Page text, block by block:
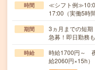
時間
≪シフト例
17:00（実働5時
期間
3ヵ月までの短
急募！即日勤務
時給
時給1700円～
給2060円×15h）